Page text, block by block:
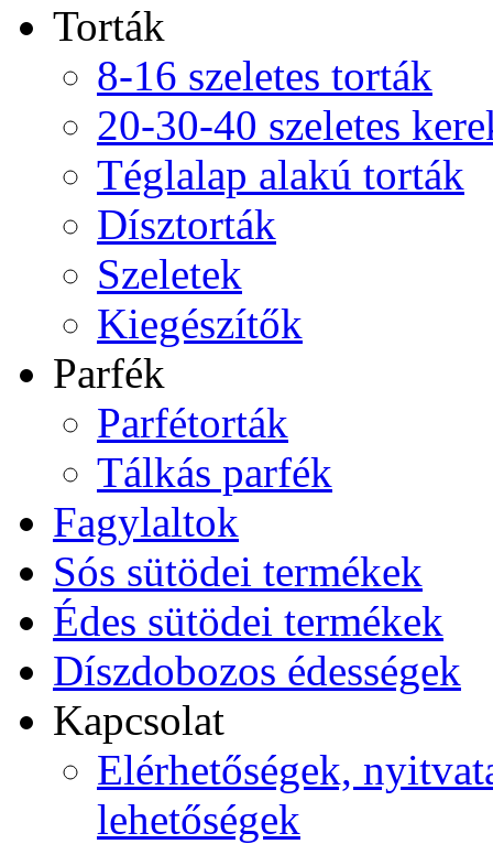
Torták
8-16 szeletes torták
20-30-40 szeletes
Téglalap alakú torták
Dísztorták
Szeletek
Kiegészítők
Parfék
Parfétorták
Tálkás parfék
Fagylaltok
Sós sütödei termékek
Édes sütödei termékek
Díszdobozos édességek
Kapcsolat
Elérhetőségek,
lehetőségek